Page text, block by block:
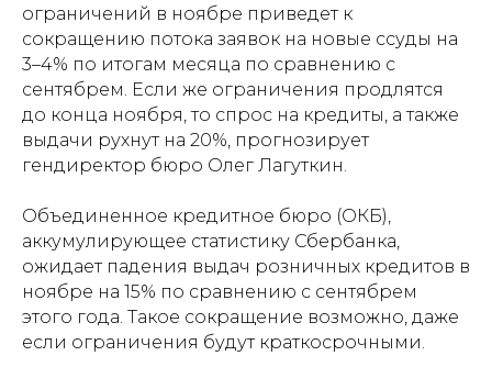
ограничений в ноябре приведет к
сокращению потока заявок на новые ссуды на
3–4% по итогам месяца по сравнению с
сентябрем. Если же ограничения продлятся
до конца ноября, то спрос на кредиты, а также
выдачи рухнут на 20%, прогнозирует
гендиректор бюро Олег Лагуткин.
Объединенное кредитное бюро (ОКБ),
аккумулирующее статистику Сбербанка,
ожидает падения выдач розничных кредитов в
ноябре на 15% по сравнению с сентябрем
этого года. Такое сокращение возможно, даже
если ограничения будут краткосрочными.